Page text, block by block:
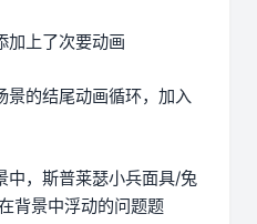
加上了次要动画
的结尾动画循环，加入
中，斯普莱瑟小兵面具/兔
背景中浮动的问题题